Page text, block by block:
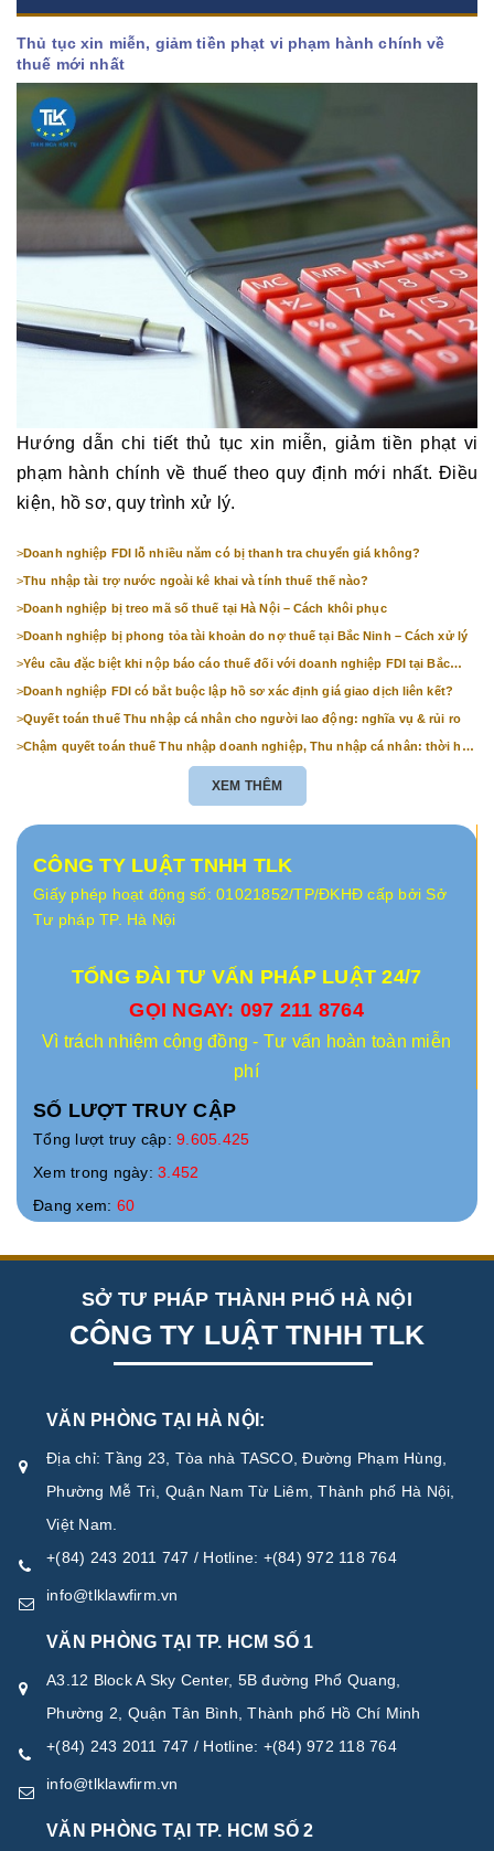
Thủ tục xin miễn, giảm tiền phạt vi phạm hành chính về
thuế mới nhất
Hướng dẫn chi tiết thủ tục xin miễn, giảm tiền phạt vi
phạm hành chính về thuế theo quy định mới nhất. Điều
kiện, hồ sơ, quy trình xử lý.
>Doanh nghiệp FDI lỗ nhiều năm có bị thanh tra chuyển giá không?
>Thu nhập tài trợ nước ngoài kê khai và tính thuế thế nào?
>Doanh nghiệp bị treo mã số thuế tại Hà Nội – Cách khôi phục
>Doanh nghiệp bị phong tỏa tài khoản do nợ thuế tại Bắc Ninh – Cách xử lý
>Yêu cầu đặc biệt khi nộp báo cáo thuế đối với doanh nghiệp FDI tại Bắc
>Doanh nghiệp FDI có bắt buộc lập hồ sơ xác định giá giao dịch liên kết?
>Quyết toán thuế Thu nhập cá nhân cho người lao động: nghĩa vụ & rủi ro
>Chậm quyết toán thuế Thu nhập doanh nghiệp, Thu nhập cá nhân: thời hạn
XEM THÊM
CÔNG TY LUẬT TNHH TLK
Giấy phép hoạt động số: 01021852/TP/ĐKHĐ cấp bởi Sở
Tư pháp TP. Hà Nội
TỔNG ĐÀI TƯ VẤN PHÁP LUẬT 24/7
GỌI NGAY: 097 211 8764
Vì trách nhiệm cộng đồng - Tư vấn hoàn toàn miễn
phí
SỐ LƯỢT TRUY CẬP
Tổng lượt truy cập: 9.605.425
Xem trong ngày: 3.452
Đang xem: 60
SỞ TƯ PHÁP THÀNH PHỐ HÀ NỘI
CÔNG TY LUẬT TNHH TLK
VĂN PHÒNG TẠI HÀ NỘI:
Địa chỉ: Tầng 23, Tòa nhà TASCO, Đường Phạm Hùng,
Phường Mễ Trì, Quận Nam Từ Liêm, Thành phố Hà Nội,
Việt Nam.
+(84) 243 2011 747 / Hotline: +(84) 972 118 764
info@tlklawfirm.vn
VĂN PHÒNG TẠI TP. HCM SỐ 1
A3.12 Block A Sky Center, 5B đường Phổ Quang,
Phường 2, Quận Tân Bình, Thành phố Hồ Chí Minh
+(84) 243 2011 747 / Hotline: +(84) 972 118 764
info@tlklawfirm.vn
VĂN PHÒNG TẠI TP. HCM SỐ 2